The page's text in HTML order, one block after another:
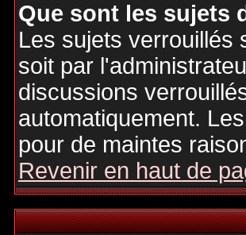
Que sont les sujets
Les sujets verrouillés
soit par
discussions
automatiquement.
pour de maintes
Revenir en haut de